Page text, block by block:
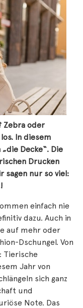
Zebra oder
In diesem
Decke“. Die
Drucken
sagen nur so viel:
einfach nie
dazu. Auch in
auf mehr oder
Dschungel. Von
Tierische
Jahr von
sich ganz
und
Note. Das